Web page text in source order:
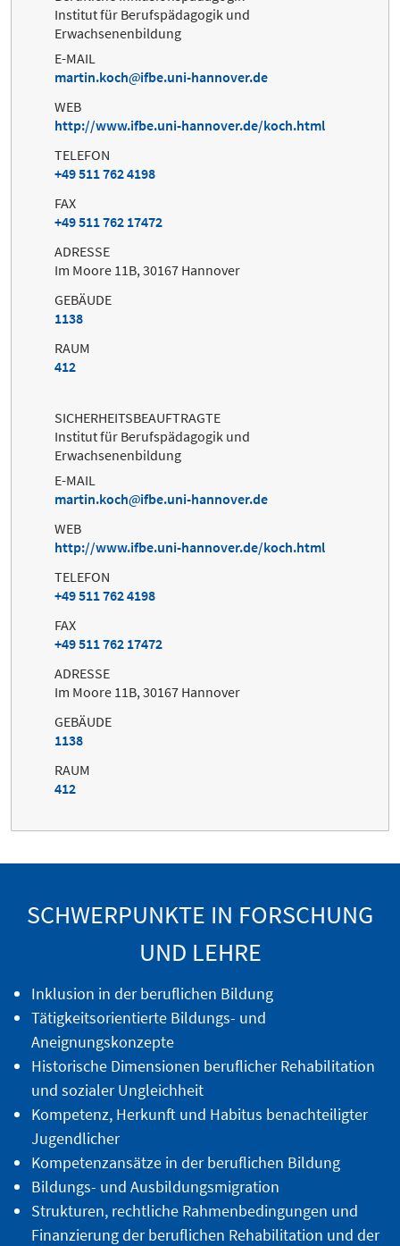
Institut für Berufspädagogik und
Erwachsenenbildung
E-MAIL
martin.koch
ifbe.uni-hannover.de
WEB
http://www.ifbe.uni-hannover.de/koch.html
TELEFON
+49 511 762 4198
FAX
+49 511 762 17472
ADRESSE
Im Moore 11B, 30167 Hannover
GEBÄUDE
1138
RAUM
412
SICHERHEITSBEAUFTRAGTE
Institut für Berufspädagogik und
Erwachsenenbildung
E-MAIL
martin.koch
ifbe.uni-hannover.de
WEB
http://www.ifbe.uni-hannover.de/koch.html
TELEFON
+49 511 762 4198
FAX
+49 511 762 17472
ADRESSE
Im Moore 11B, 30167 Hannover
GEBÄUDE
1138
RAUM
412
SCHWERPUNKTE IN FORSCHUNG
UND LEHRE
Inklusion in der beruflichen Bildung
Tätigkeitsorientierte Bildungs- und
Aneignungskonzepte
Historische Dimensionen beruflicher Rehabilitation
und sozialer Ungleichheit
Kompetenz, Herkunft und Habitus benachteiligter
Jugendlicher
Kompetenzansätze in der beruflichen Bildung
Bildungs- und Ausbildungsmigration
Strukturen, rechtliche Rahmenbedingungen und
Finanzierung der beruflichen Rehabilitation und der